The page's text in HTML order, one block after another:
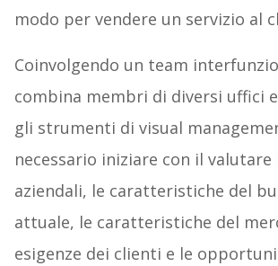
modo per vendere un servizio al
Coinvolgendo un team
combina membri di diversi uffici
gli strumenti di visual
necessario iniziare con il valutare
aziendali, le caratteristiche del
attuale, le caratteristiche del
esigenze dei clienti e le